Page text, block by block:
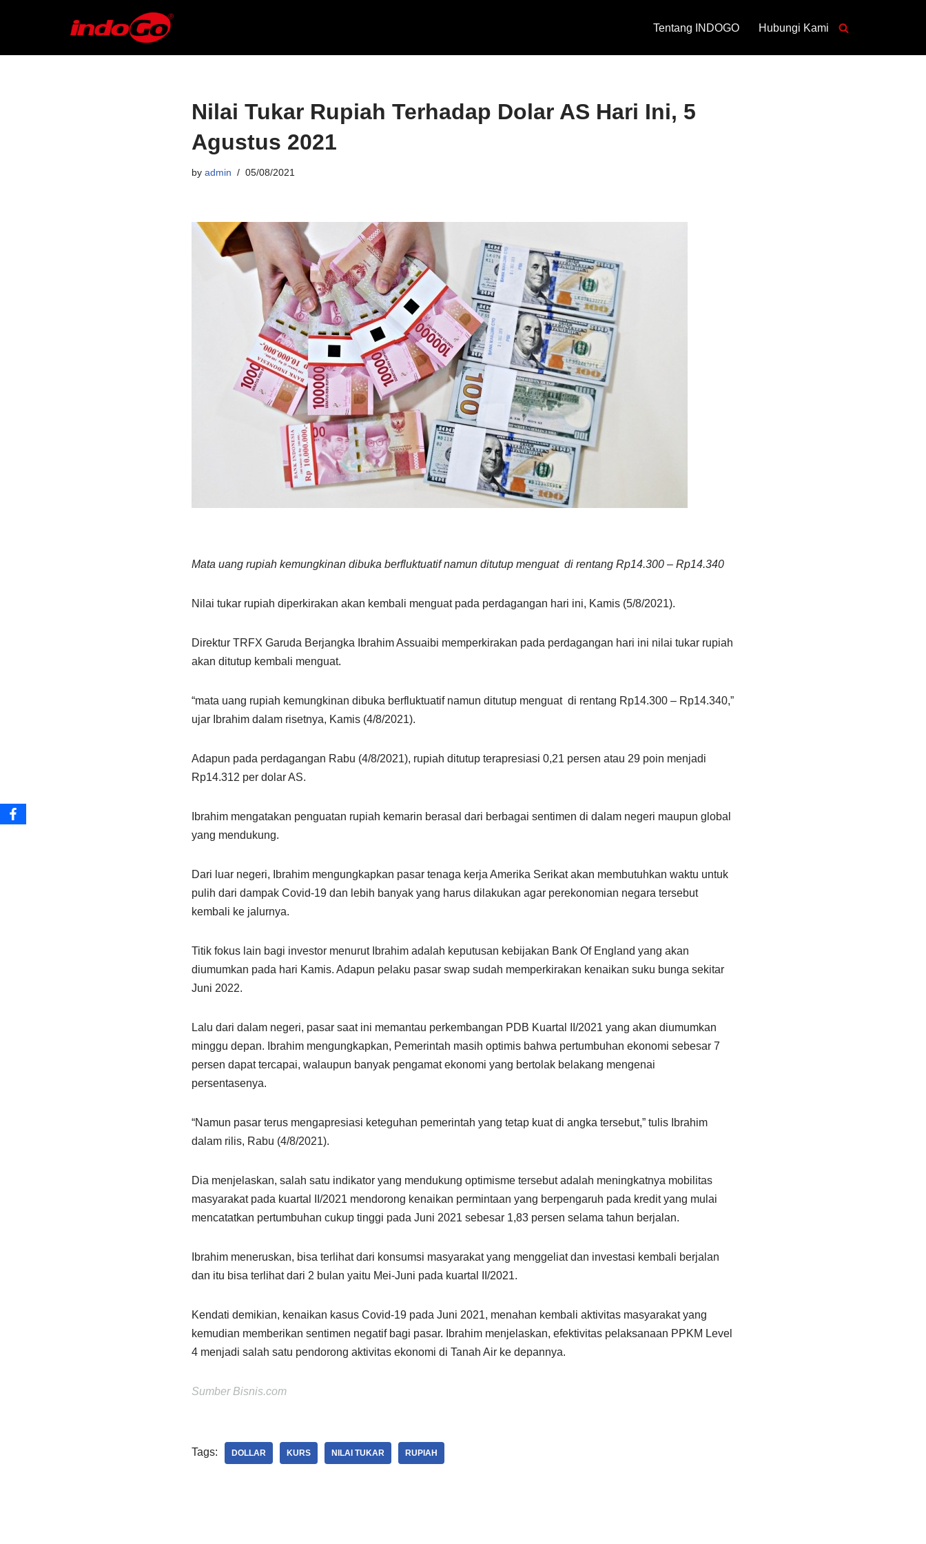
to
Tentang INDOGO Hubungi Kami
Nilai Tukar Rupiah Terhadap Dolar AS Hari Ini, 5
Agustus 2021
by admin 05/08/2021
Mata uang rupiah kemungkinan dibuka berfluktuatif namun ditutup menguat di rentang Rp14.300 – Rp14.340
Nilai tukar rupiah diperkirakan akan kembali menguat pada perdagangan hari ini, Kamis (5/8/2021).
Direktur TRFX Garuda Berjangka Ibrahim Assuaibi memperkirakan pada perdagangan hari ini nilai tukar rupiah
akan ditutup kembali menguat.
“mata uang rupiah kemungkinan dibuka berfluktuatif namun ditutup menguat di rentang Rp14.300 – Rp14.340,”
ujar Ibrahim dalam risetnya, Kamis (4/8/2021).
Adapun pada perdagangan Rabu (4/8/2021), rupiah ditutup terapresiasi 0,21 persen atau 29 poin menjadi
Rp14.312 per dolar AS.
Ibrahim mengatakan penguatan rupiah kemarin berasal dari berbagai sentimen di dalam negeri maupun global
yang mendukung.
Dari luar negeri, Ibrahim mengungkapkan pasar tenaga kerja Amerika Serikat akan membutuhkan waktu untuk
pulih dari dampak Covid-19 dan lebih banyak yang harus dilakukan agar perekonomian negara tersebut
kembali ke jalurnya.
Titik fokus lain bagi investor menurut Ibrahim adalah keputusan kebijakan Bank Of England yang akan
diumumkan pada hari Kamis. Adapun pelaku pasar swap sudah memperkirakan kenaikan suku bunga sekitar
Juni 2022.
Lalu dari dalam negeri, pasar saat ini memantau perkembangan PDB Kuartal II/2021 yang akan diumumkan
minggu depan. Ibrahim mengungkapkan, Pemerintah masih optimis bahwa pertumbuhan ekonomi sebesar 7
persen dapat tercapai, walaupun banyak pengamat ekonomi yang bertolak belakang mengenai
persentasenya.
“Namun pasar terus mengapresiasi keteguhan pemerintah yang tetap kuat di angka tersebut,” tulis Ibrahim
dalam rilis, Rabu (4/8/2021).
Dia menjelaskan, salah satu indikator yang mendukung optimisme tersebut adalah meningkatnya mobilitas
masyarakat pada kuartal II/2021 mendorong kenaikan permintaan yang berpengaruh pada kredit yang mulai
mencatatkan pertumbuhan cukup tinggi pada Juni 2021 sebesar 1,83 persen selama tahun berjalan.
Ibrahim meneruskan, bisa terlihat dari konsumsi masyarakat yang menggeliat dan investasi kembali berjalan
dan itu bisa terlihat dari 2 bulan yaitu Mei-Juni pada kuartal II/2021.
Kendati demikian, kenaikan kasus Covid-19 pada Juni 2021, menahan kembali aktivitas masyarakat yang
kemudian memberikan sentimen negatif bagi pasar. Ibrahim menjelaskan, efektivitas pelaksanaan PPKM Level
4 menjadi salah satu pendorong aktivitas ekonomi di Tanah Air ke depannya.
Sumber Bisnis.com
Tags: DOLLAR KURS NILAI TUKAR RUPIAH